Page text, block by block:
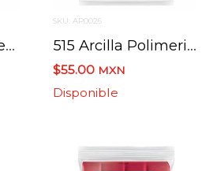
053 Arcilla Polimerica Sculpey Iii S302 Chocolate 57 G.
SKU: AP0026
515 Arcilla Polimerica Sculpey Iii S302 Violeta 57 G.
$55.00 MXN
Disponible